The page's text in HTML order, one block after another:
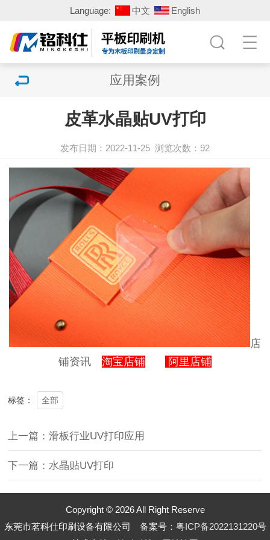
Language: 中文 English
应用案例
皮革水晶贴UV打印
发布日期：2022-11-25 浏览次数： 92
店
铺资讯
淘宝店铺 阿里店铺
标签： 全部
上一篇：滑板行业UV打印应用
下一篇：水晶贴UV打印
Copyright © 2026 All Right Reserve
东莞市茗科仕印刷设备有限公司 备案号： 粤ICP备2022131220号